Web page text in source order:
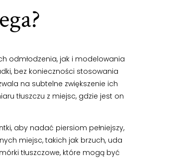
odmłodzenia, jak i modelowania
bez konieczności stosowania
na subtelne zwiększenie ich
tłuszczu z miejsc, gdzie jest on
aby nadać piersiom pełniejszy,
miejsc, takich jak brzuch, uda
tłuszczowe, które mogą być